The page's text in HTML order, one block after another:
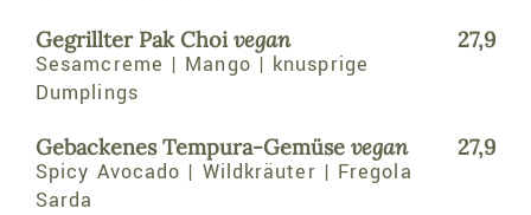
Gegrillter Pak Choi vegan
27,9
Sesamcreme | Mango | knusprige
Dumplings
Gebackenes Tempura-Gemüse vegan
27,9
Spicy Avocado | Wildkräuter | Fregola
Sarda